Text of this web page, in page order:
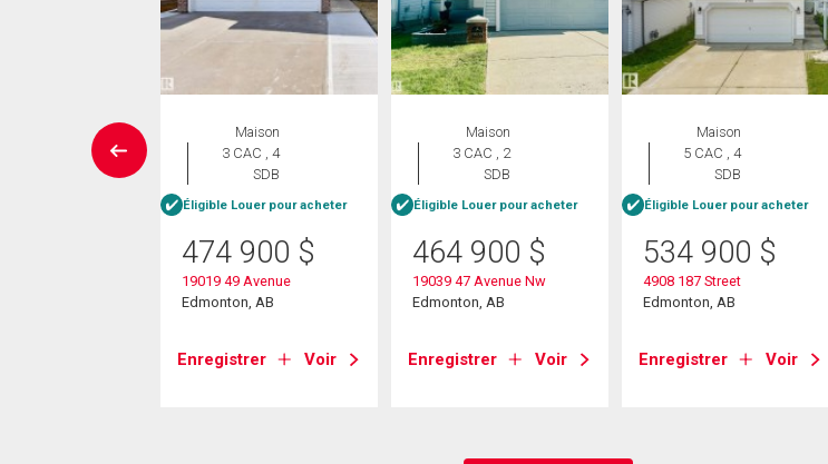
Maison
3 CAC , 4
SDB
Éligible Louer pour acheter
474 900 $
19019 49 Avenue
Edmonton, AB
Enregistrer Voir
Maison
3 CAC , 2
SDB
Éligible Louer pour acheter
464 900 $
19039 47 Avenue Nw
Edmonton, AB
Enregistrer Voir
Maison
5 CAC , 4
SDB
Éligible Louer pour acheter
534 900 $
4908 187 Street
Edmonton, AB
Enregistrer Voir